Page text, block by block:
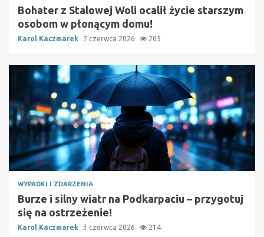
Bohater z Stalowej Woli ocalił życie starszym
osobom w płonącym domu!
Karol Kaczmarek 7 czerwca 2026 205
WYPADKI I ZDARZENIA
Burze i silny wiatr na Podkarpaciu – przygotuj
się na ostrzeżenie!
Karol Kaczmarek 3 czerwca 2026 214